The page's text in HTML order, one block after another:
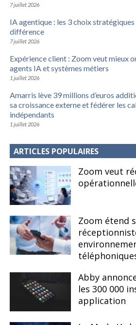
7 juillet 2026
IA agentique : les 3 choix
différence
7 juillet 2026
Expérience client : Zoom veut mieux
agents IA et systèmes métiers
1 juillet 2026
Amarris lève 39 millions d’euros
sa croissance externe et fédérer les
indépendants
1 juillet 2026
ARTICLES POPULAIRES
Zoom veut
Zoom étend
Abby
les 300 000
application